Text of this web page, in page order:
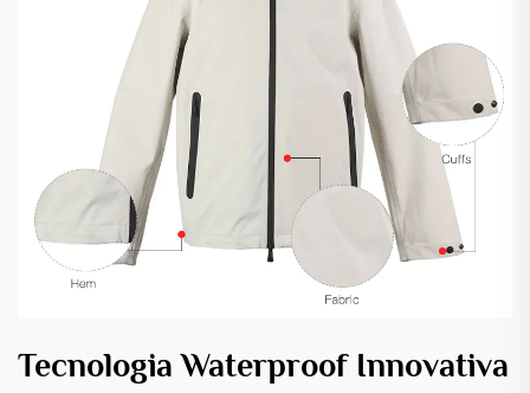
Tecnologia Waterproof Innovativa